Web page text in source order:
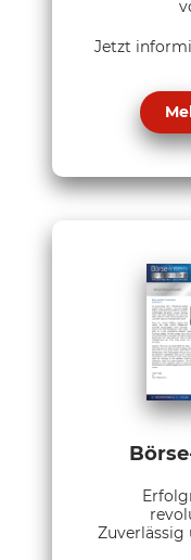
Jetzt
Zuverlässig